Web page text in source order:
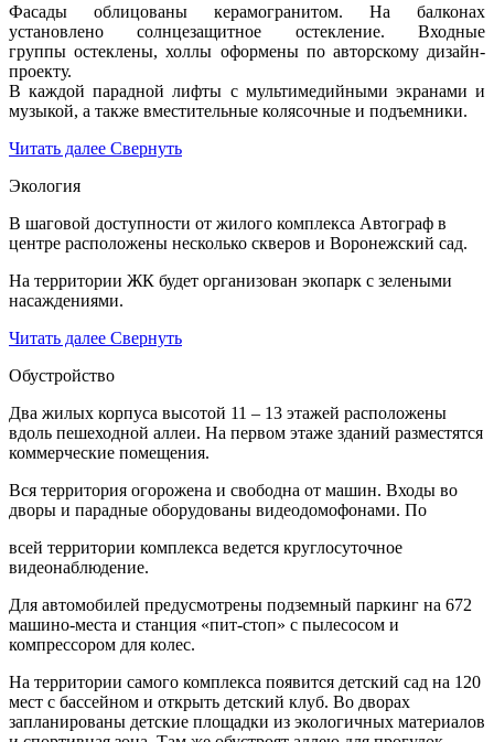
Фасады облицованы керамогранитом. На балконах
установлено солнцезащитное остекление. Входные
группы остеклены, холлы оформены по авторскому дизайн-
проекту.
В каждой парадной лифты с мультимедийными экранами и
музыкой, а также вместительные колясочные и подъемники.
Читать далее Свернуть
Экология
В шаговой доступности от жилого комплекса Автограф в
центре расположены несколько скверов и Воронежский сад.
На территории ЖК будет организован экопарк с зелеными
насаждениями.
Читать далее Свернуть
Обустройство
Два жилых корпуса высотой 11 – 13 этажей расположены
вдоль пешеходной аллеи. На первом этаже зданий разместятся
коммерческие помещения.
Вся территория огорожена и свободна от машин. Входы во
дворы и парадные оборудованы видеодомофонами. По
всей территории комплекса ведется круглосуточное
видеонаблюдение.
Для автомобилей предусмотрены подземный паркинг на 672
машино-места и станция «пит-стоп» с пылесосом и
компрессором для колес.
На территории самого комплекса появится детский сад на 120
мест с бассейном и открыть детский клуб. Во дворах
запланированы детские площадки из экологичных материалов